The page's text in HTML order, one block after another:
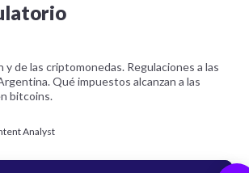
y de las criptomonedas. Regulaciones a las
Qué impuestos alcanzan a las
bitcoins.
Analyst